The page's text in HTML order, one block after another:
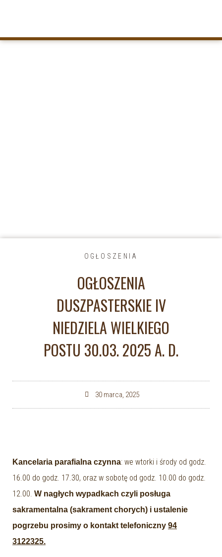
OGŁOSZENIA
OGŁOSZENIA
DUSZPASTERSKIE IV
NIEDZIELA WIELKIEGO
POSTU 30.03. 2025 A. D.
30 marca, 2025
Kancelaria parafialna czynna: we wtorki i środy od godz.
16.00 do godz. 17.30, oraz w sobotę od godz. 10.00 do godz.
12.00. W nagłych wypadkach czyli posługa
sakramentalna (sakrament chorych) i ustalenie
pogrzebu prosimy o kontakt telefoniczny 94
3122325.